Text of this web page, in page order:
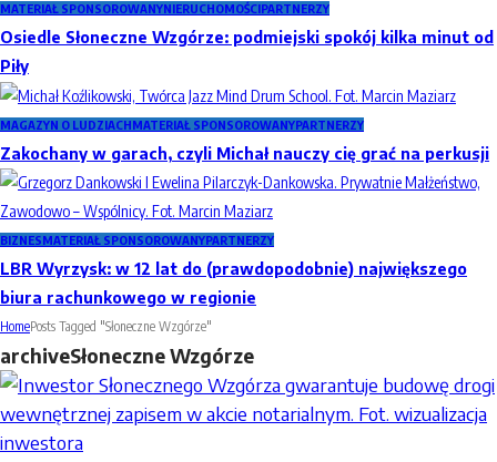
MATERIAŁ SPONSOROWANYNIERUCHOMOŚCIPARTNERZY
Osiedle Słoneczne Wzgórze: podmiejski spokój kilka minut od
Piły
MAGAZYN O LUDZIACHMATERIAŁ SPONSOROWANYPARTNERZY
Zakochany w garach, czyli Michał nauczy cię grać na perkusji
BIZNESMATERIAŁ SPONSOROWANYPARTNERZY
LBR Wyrzysk: w 12 lat do (prawdopodobnie) największego
biura rachunkowego w regionie
HomePosts Tagged "Słoneczne Wzgórze"
archiveSłoneczne Wzgórze